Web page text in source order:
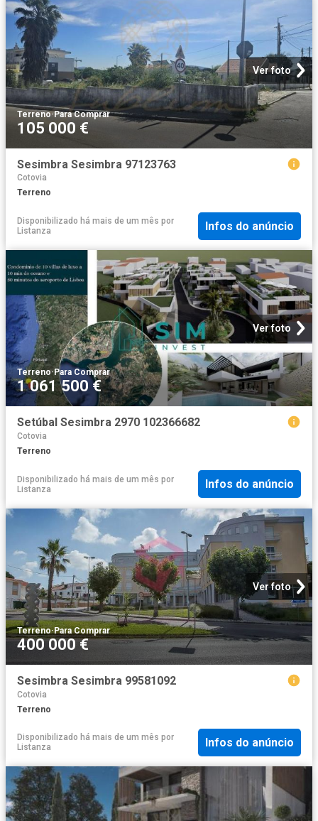
Ver foto
Terreno·Para Comprar
105 000 €
Sesimbra Sesimbra 97123763
Cotovia
Terreno
Disponibilizado há mais de um mês por
Listanza
Infos do anúncio
Ver foto
Terreno· Para Comprar
1 061 500 €
Setúbal Sesimbra 2970 102366682
Cotovia
Terreno
Disponibilizado há mais de um mês por
Listanza
Infos do anúncio
Ver foto
Terreno·Para Comprar
400 000 €
Sesimbra Sesimbra 99581092
Cotovia
Terreno
Disponibilizado há mais de um mês por
Listanza
Infos do anúncio